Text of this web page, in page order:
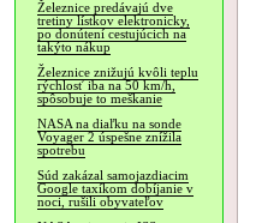
Železnice predávajú dve
tretiny lístkov elektronicky,
po donútení cestujúcich na
takýto nákup
Železnice znižujú kvôli teplu
rýchlosť iba na 50 km/h,
spôsobuje to meškanie
NASA na diaľku na sonde
Voyager 2 úspešne znížila
spotrebu
Súd zakázal samojazdiacim
Google taxíkom dobíjanie v
noci, rušili obyvateľov